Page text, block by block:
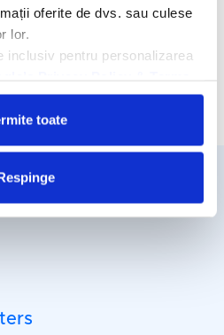
oferite de dvs. sau culese
lor.
inclusiv pentru personalizarea
toate